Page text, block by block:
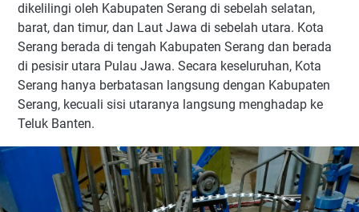
dikelilingi oleh Kabupaten Serang di sebelah selatan,
barat, dan timur, dan Laut Jawa di sebelah utara. Kota
Serang berada di tengah Kabupaten Serang dan berada
di pesisir utara Pulau Jawa. Secara keseluruhan, Kota
Serang hanya berbatasan langsung dengan Kabupaten
Serang, kecuali sisi utaranya langsung menghadap ke
Teluk Banten.